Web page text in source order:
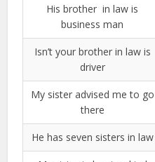
His brother in law is
business man
Isn’t your brother in law is
driver
My sister advised me to go
there
He has seven sisters in law